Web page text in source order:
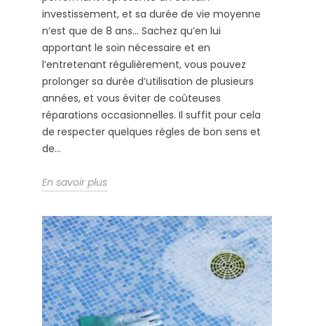
investissement, et sa durée de vie moyenne
n’est que de 8 ans… Sachez qu’en lui
apportant le soin nécessaire et en
l’entretenant régulièrement, vous pouvez
prolonger sa durée d’utilisation de plusieurs
années, et vous éviter de coûteuses
réparations occasionnelles. Il suffit pour cela
de respecter quelques règles de bon sens et
de...
En savoir plus